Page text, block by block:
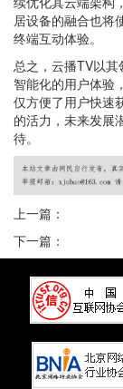
居设备的融合也将
终端互动体验。
总之，云播TV以其
智能化的用户体验
仅方便了用户快速
的活力，未来发展
待。
上一篇：
下一篇：